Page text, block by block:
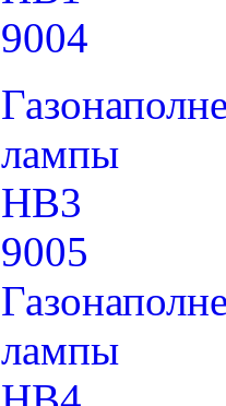
9004
лампы
HB3
9005
лампы